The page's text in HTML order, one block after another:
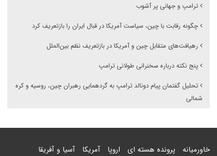
ترامپ و جهانی پر آشوب
چگونه رقابت با چین، سیاست آمریکا در قبال ایران را بازتعریف کرد
رهیافت‌های متقابل چین و آمریکا در بازتعریف نظم بین‌الملل
پنج نکته درباره سخنرانی طولانی ترامپ
تحلیل گفتمان پیام دونالد ترامپ به گردهمایی رهبران چین، روسیه و کره
شمالی
خاورمیانه پرونده هسته ای اروپا آمریکا آسیا و آفریقا